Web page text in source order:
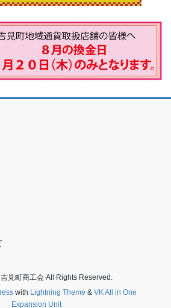
見町商工会 All Rights Reserved.
with Lightning Theme & VK All in One
Expansion Unit